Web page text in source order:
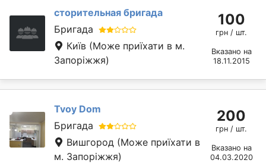
сторительная бригада
Бригада
Київ (Може приїхати в м.
Запоріжжя)
100
грн / шт.
Вказано на
18.11.2015
Tvoy Dom
Бригада
Вишгород (Може приїхати в
м. Запоріжжя)
200
грн / шт.
Вказано на
04.03.2020